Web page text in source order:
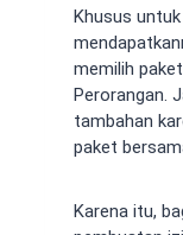
Khusus
memilih
Perorangan.
tambahan
paket
Karena itu,